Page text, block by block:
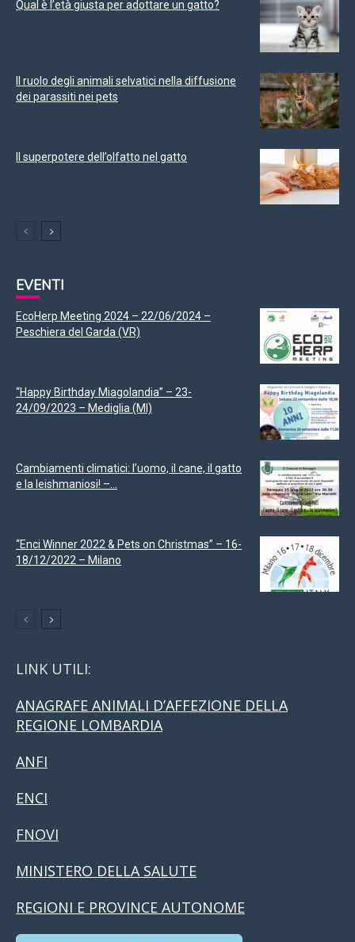
Qual è l’età giusta per adottare un gatto?
Il ruolo degli animali selvatici nella diffusione
dei parassiti nei pets
Il superpotere dell’olfatto nel gatto
EVENTI
EcoHerp Meeting 2024 – 22/06/2024 –
Peschiera del Garda (VR)
“Happy Birthday Miagolandia” – 23-
24/09/2023 – Mediglia (MI)
Cambiamenti climatici: l’uomo, il cane, il gatto
e la leishmaniosi! –...
“Enci Winner 2022 & Pets on Christmas” – 16-
18/12/2022 – Milano
LINK UTILI:
ANAGRAFE ANIMALI D’AFFEZIONE DELLA
REGIONE LOMBARDIA
ANFI
ENCI
FNOVI
MINISTERO DELLA SALUTE
REGIONI E PROVINCE AUTONOME